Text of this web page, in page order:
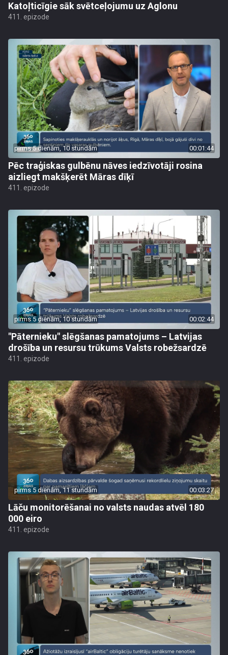
Katoļticīgie sāk svētceļojumu uz Aglonu
411. epizode
pirms 5 dienām, 10 stundām 00:01:44
Pēc traģiskas gulbēnu nāves iedzīvotāji rosina
aizliegt makšķerēt Māras dīķī
411. epizode
pirms 5 dienām, 10 stundām 00:02:44
"Pāternieku" slēgšanas pamatojums – Latvijas
drošība un resursu trūkums Valsts robežsardzē
411. epizode
pirms 5 dienām, 11 stundām 00:03:27
Lāču monitorēšanai no valsts naudas atvēl 180
000 eiro
411. epizode